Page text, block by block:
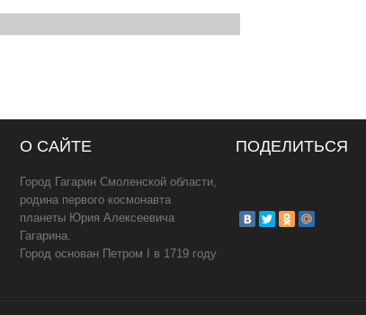
О САЙТЕ
Город Гагарин Смоленской области,
родина первого космонавта
планеты Юрия Алексеевича
Гагарина.
Город основан Петром I в 1719 году
ПОДЕЛИТЬСЯ